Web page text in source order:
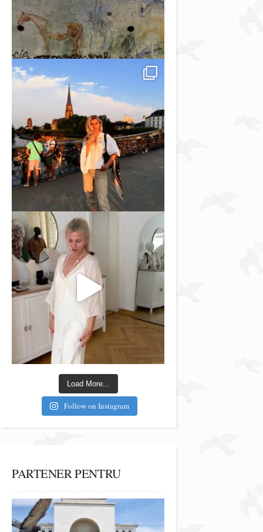
Load More...
Follow on Instagram
PARTENER PENTRU